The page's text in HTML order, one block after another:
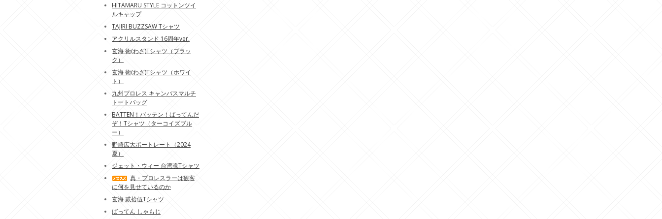
HITAMARU STYLE コットンツイ
ルキャップ
TAJIRI BUZZSAW Tシャツ
アクリルスタンド 16周年ver.
玄海 術(わざ)Tシャツ（ブラッ
ク）
玄海 術(わざ)Tシャツ（ホワイ
ト）
九州プロレス キャンバスマルチ
トートバッグ
BATTEN！バッテン！ばってんだ
ぞ！Tシャツ（ターコイズブル
ー）
野崎広大ポートレート（2024
夏）
ジェット・ウィー 台湾魂Tシャツ
真・プロレスラーは観客
に何を見せているのか
玄海 貳拾伍Tシャツ
ばってん しゃもじ